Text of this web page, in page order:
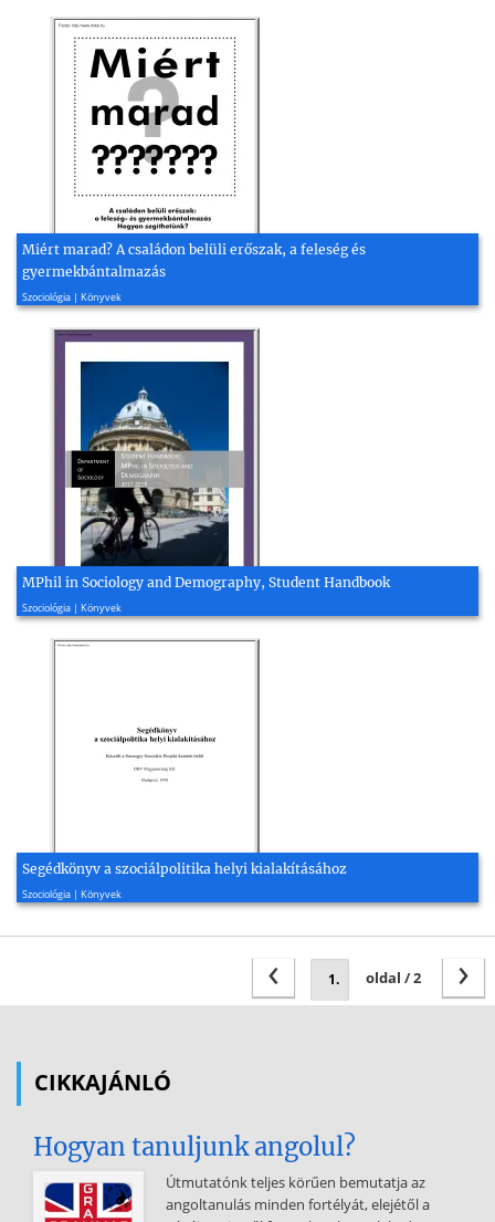
Miért marad? A családon belüli erőszak, a feleség és
gyermekbántalmazás
Szociológia | Könyvek
1999, 52 oldal
MPhil in Sociology and Demography, Student Handbook
Szociológia | Könyvek
2017, 48 oldal
Segédkönyv a szociálpolitika helyi kialakításához
Szociológia | Könyvek
1998, 108 oldal
›
oldal / 2
‹
CIKKAJÁNLÓ
Hogyan tanuljunk angolul?
Útmutatónk teljes körűen bemutatja az
angoltanulás minden fortélyát, elejétől a